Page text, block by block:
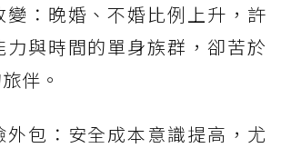
變：晚婚、不婚比例上升，許
力與時間的單身族群，卻苦於
伴。
外包：安全成本意識提高，尤